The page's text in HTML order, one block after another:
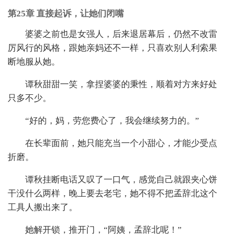
第25章 直接起诉，让她们闭嘴
婆婆之前也是女强人，后来退居幕后，仍然不改雷
厉风行的风格，跟她亲妈还不一样，只喜欢别人利索果
断地服从她。
谭秋甜甜一笑，拿捏婆婆的秉性，顺着对方来好处
只多不少。
“好的，妈，劳您费心了，我会继续努力的。”
在长辈面前，她只能充当一个小甜心，才能少受点
折磨。
谭秋挂断电话又叹了一口气，感觉自己就跟夹心饼
干没什么两样，晚上要去老宅，她不得不把孟辞北这个
工具人搬出来了。
她解开锁，推开门，“阿姨，孟辞北呢！”